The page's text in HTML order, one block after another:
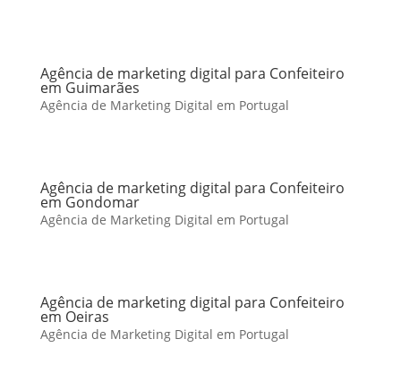
Agência de marketing digital para Confeiteiro
em Guimarães
Agência de Marketing Digital em Portugal
Agência de marketing digital para Confeiteiro
em Gondomar
Agência de Marketing Digital em Portugal
Agência de marketing digital para Confeiteiro
em Oeiras
Agência de Marketing Digital em Portugal